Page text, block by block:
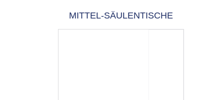
MITTEL-SÄULENTISCHE